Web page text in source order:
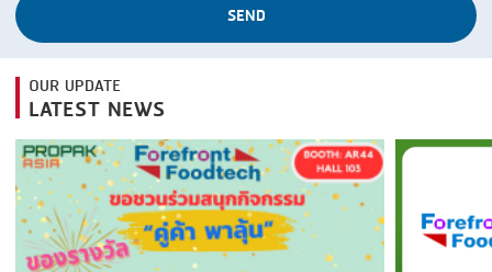
SEND
OUR UPDATE
LATEST NEWS